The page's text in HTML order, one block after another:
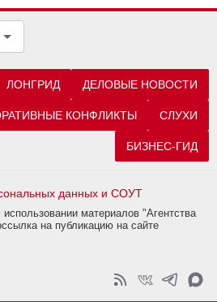
ЛОНГРИД ДЕЛОВЫЕ НОВОСТИ
КОНФЛИКТЫ СЛУХИ
БИЗНЕС-ГИД
данных и СОУТ
материалов "Агентства
на публикацию на сайте